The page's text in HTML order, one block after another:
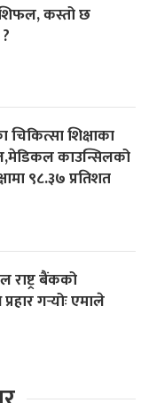
कस्तो छ
शिक्षाका
काउन्सिलको
९८.३७ प्रतिशत
बैंकको
गर्‍योः एमाले